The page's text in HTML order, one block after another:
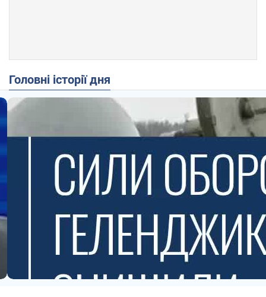
Головні історії дня